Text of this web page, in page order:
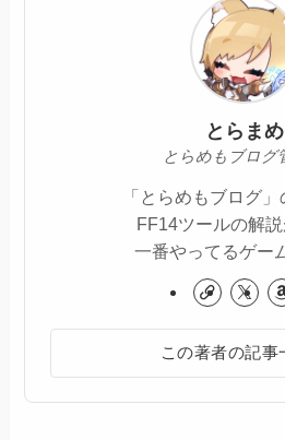
とらまめ
とらめもブログ
「とらめもブログ」
FF14ツールの解説
一番やってるゲー
この著者の記事